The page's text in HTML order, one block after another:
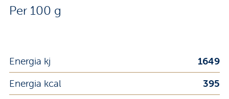
Per 100 g
Energia kj
1649
Energia kcal
395